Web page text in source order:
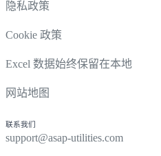
隐私政策
Cookie 政策
Excel 数据始终保留在本地
网站地图
联系我们
support@asap-utilities.com